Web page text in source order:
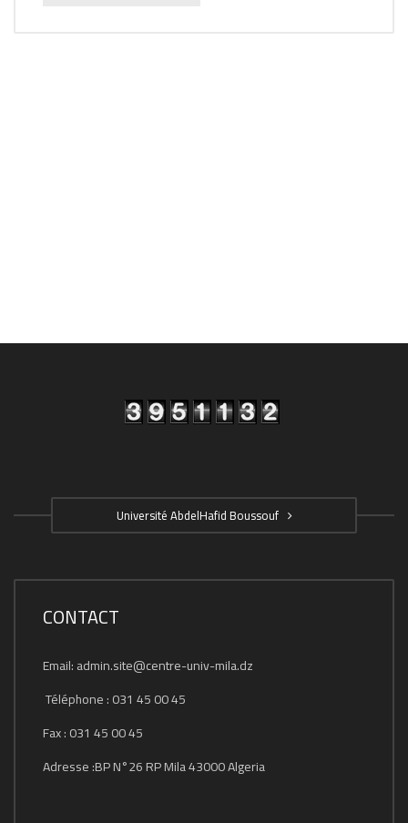
Université AbdelHafid Boussouf
CONTACT
Email: admin.site@centre-univ-mila.dz
Téléphone : 031 45 00 45
Fax : 031 45 00 45
Adresse :BP N°26 RP Mila 43000 Algeria